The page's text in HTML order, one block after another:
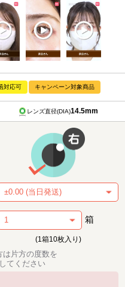
対応可 キャンペーン対象商品
レンズ直径(DIA)14.5mm
箱
(1箱10枚入り)
片方の度数を
てください